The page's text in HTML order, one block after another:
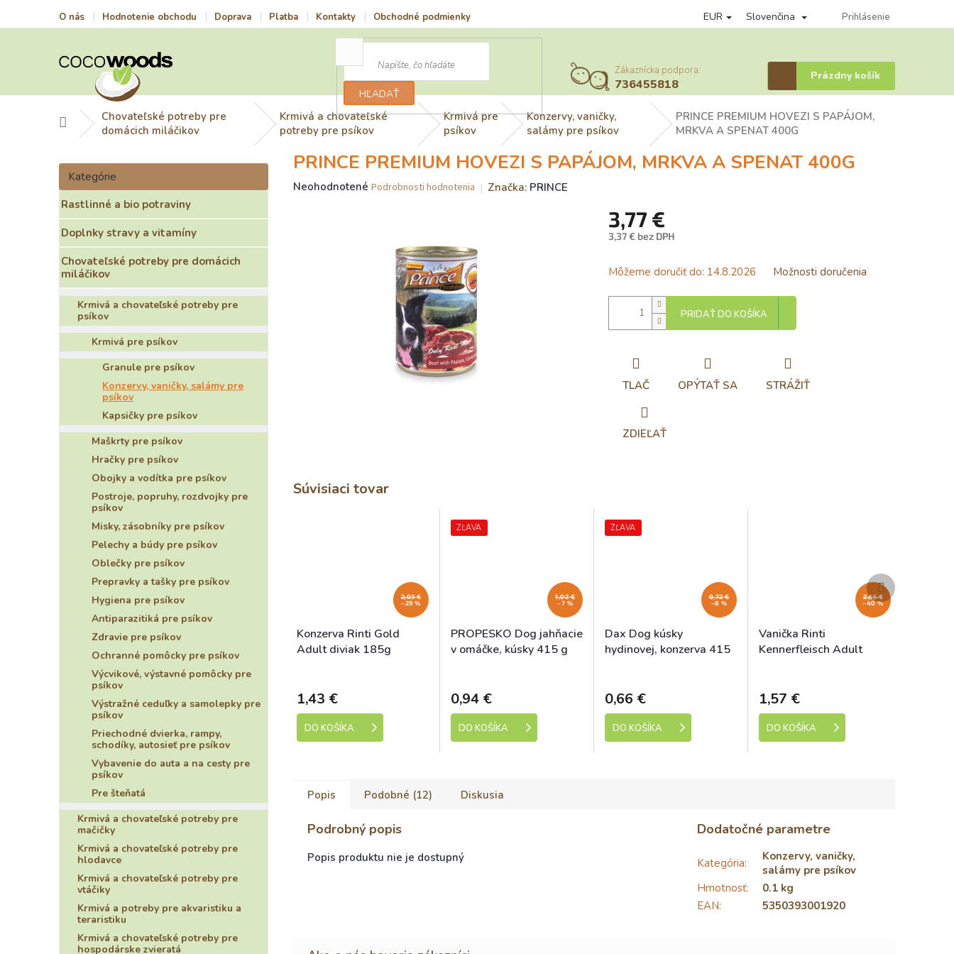
O nás Hodnotenie obchodu Doprava Platba Kontakty Obchodné podmienky Podmienky ochrany osobných údajov Vernostný program
EUR Slovenčina Prihlásenie
HĽADAŤ
Zákaznícka podpora:
736455818
Nákupný
košík
Prázdny košík
DomovChovateľské potreby pre
domácich miláčikov
Krmivá a chovateľské
potreby pre psíkov
Krmivá pre
psíkov
Konzervy, vaničky,
salámy pre psíkov
PRINCE PREMIUM HOVEZI S PAPÁJOM,
MRKVA A SPENAT 400G
B
č
n
ý
p
a
n
e
l
Preskočiť
kategórie
Kategórie
Rastlinné a bio potraviny
Doplnky stravy a vitamíny
Chovateľské potreby pre domácich
miláčikov
Krmivá a chovateľské potreby pre
psíkov
Krmivá pre psíkov
Granule pre psíkov
Konzervy, vaničky, salámy pre
psíkov
Kapsičky pre psíkov
Maškrty pre psíkov
Hračky pre psíkov
Obojky a vodítka pre psíkov
Postroje, popruhy, rozdvojky pre
psíkov
Misky, zásobníky pre psíkov
Pelechy a búdy pre psíkov
Oblečky pre psíkov
Prepravky a tašky pre psíkov
Hygiena pre psíkov
Antiparazitiká pre psíkov
Zdravie pre psíkov
Ochranné pomôcky pre psíkov
Výcvikové, výstavné pomôcky pre
psíkov
Výstražné ceduľky a samolepky pre
psíkov
Priechodné dvierka, rampy,
schodíky, autosieť pre psíkov
Vybavenie do auta a na cesty pre
psíkov
Pre šteňatá
Krmivá a chovateľské potreby pre
mačičky
Krmivá a chovateľské potreby pre
hlodavce
Krmivá a chovateľské potreby pre
vtáčiky
Krmivá a potreby pre akvaristiku a
teraristiku
Krmivá a chovateľské potreby pre
hospodárske zvieratá
PRINCE PREMIUM HOVEZI S PAPÁJOM, MRKVA A SPENAT 400G
Priemerné
Neohodnotené Podrobnosti hodnotenia Značka: PRINCE
3,77 €
3,37 € bez DPH
cena:
Môžeme doručiť do: 14.8.2026 Možnosti doručenia
PRIDAŤ DO KOŠÍKA
TLAČ OPÝTAŤ SA STRÁŽIŤ
ZDIEĽAŤ
Súvisiaci tovar
2,03 €
–29 %
Konzerva Rinti Gold
Adult diviak 185g
1,43 €
DO KOŠÍKA
ZĽAVA
1,02 €
–7 %
PROPESKO Dog jahňacie
v omáčke, kúsky 415 g
0,94 €
DO KOŠÍKA
ZĽAVA
0,72 €
–8 %
Dax Dog kúsky
hydinovej, konzerva 415
0,66 €
DO KOŠÍKA
2,65 €
–40 %
Vanička Rinti
Kennerfleisch Adult
1,57 €
DO KOŠÍKA
Ďalší
produkt
Popis Podobné (12) Diskusia
Podrobný popis
Popis produktu nie je dostupný
Dodatočné parametre
Kategória:
Konzervy, vaničky,
salámy pre psíkov
Hmotnosť:
0.1 kg
EAN: 5350393001920